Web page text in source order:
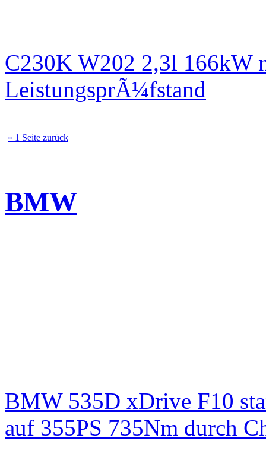
C230K W202 2,3l 166kW
LeistungsprÃ¼fstand
« 1 Seite zurück
BMW
BMW 535D xDrive F10
auf 355PS 735Nm durch